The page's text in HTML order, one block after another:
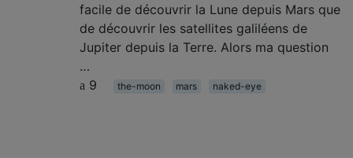
facile de découvrir la Lune depuis Mars que
de découvrir les satellites galiléens de
Jupiter depuis la Terre. Alors ma question
…
9
the-moon mars naked-eye